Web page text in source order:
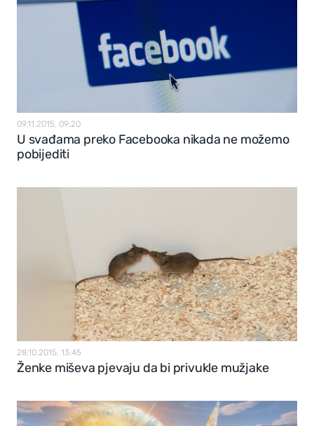
09.11.2015, 09:20
U svađama preko Facebooka nikada ne možemo
pobijediti
28.10.2015, 13:45
Ženke miševa pjevaju da bi privukle mužjake